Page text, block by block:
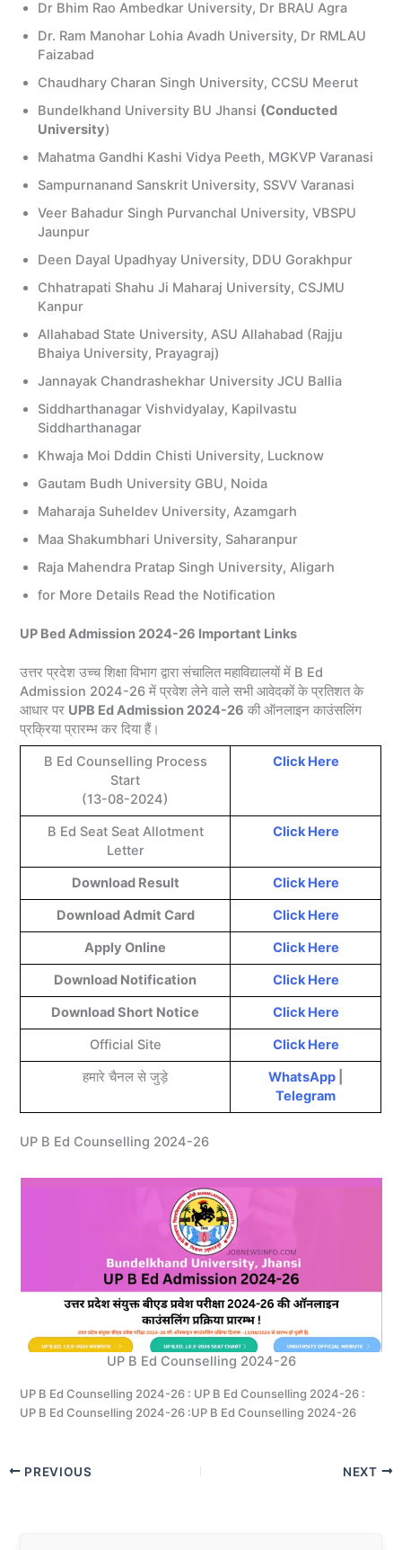
Dr Bhim Rao Ambedkar University, Dr BRAU Agra
Dr. Ram Manohar Lohia Avadh University, Dr RMLAU
Faizabad
Chaudhary Charan Singh University, CCSU Meerut
Bundelkhand University BU Jhansi (Conducted
University)
Mahatma Gandhi Kashi Vidya Peeth, MGKVP Varanasi
Sampurnanand Sanskrit University, SSVV Varanasi
Veer Bahadur Singh Purvanchal University, VBSPU
Jaunpur
Deen Dayal Upadhyay University, DDU Gorakhpur
Chhatrapati Shahu Ji Maharaj University, CSJMU
Kanpur
Allahabad State University, ASU Allahabad (Rajju
Bhaiya University, Prayagraj)
Jannayak Chandrashekhar University JCU Ballia
Siddharthanagar Vishvidyalay, Kapilvastu
Siddharthanagar
Khwaja Moi Dddin Chisti University, Lucknow
Gautam Budh University GBU, Noida
Maharaja Suheldev University, Azamgarh
Maa Shakumbhari University, Saharanpur
Raja Mahendra Pratap Singh University, Aligarh
for More Details Read the Notification
UP Bed Admission 2024-26 Important Links
उत्तर प्रदेश उच्‍च शिक्षा विभाग द्वारा संचालित महाविद्यालयों में B Ed
Admission 2024-26 में प्रवेश लेने वाले सभी आवेदकों के प्रतिशत के
आधार पर UPB Ed Admission 2024-26 की ऑनलाइन काउंसलिंग
प्रक्रिया प्रारम्भ कर दिया हैं।
B Ed Counselling Process
Start
(13-08-2024)
Click Here
B Ed Seat Seat Allotment
Letter
Click Here
Download Result
Click Here
Download Admit Card
Click Here
Apply Online
Click Here
Download Notification
Click Here
Download Short Notice
Click Here
Official Site
Click Here
हमारे चैनल से जुड़े
WhatsApp
Telegram
UP B Ed Counselling 2024-26
UP B Ed Counselling 2024-26
UP B Ed Counselling 2024-26 : UP B Ed Counselling 2024-26 :
UP B Ed Counselling 2024-26 :UP B Ed Counselling 2024-26
PREVIOUS NEXT